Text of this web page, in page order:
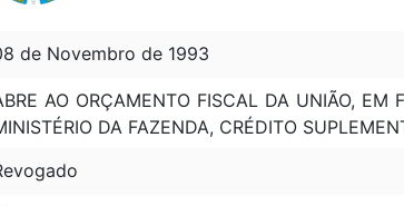
de Novembro de 1993
AO ORÇAMENTO FISCAL DA UNIÃO, EM
DA FAZENDA, CRÉDITO